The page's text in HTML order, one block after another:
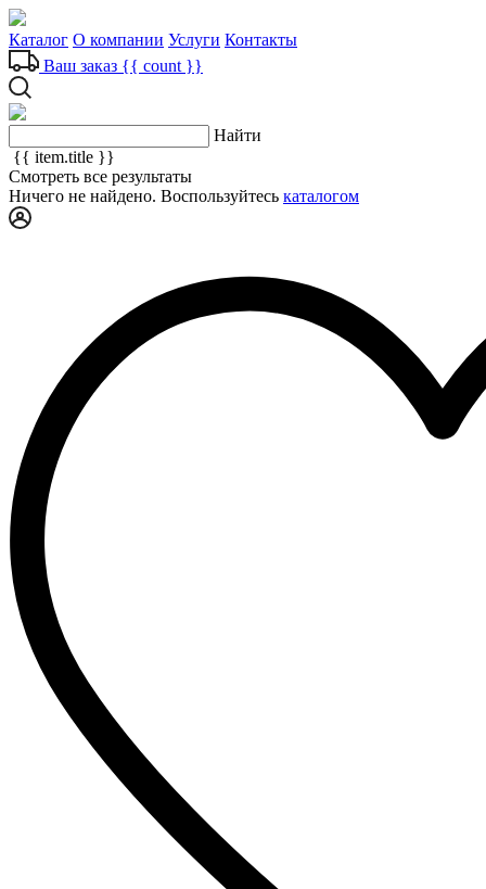
Каталог О компании Услуги Контакты
Ваш заказ {{ count }}
Найти
{{ item.title }}
Смотреть все результаты
Ничего не найдено. Воспользуйтесь каталогом